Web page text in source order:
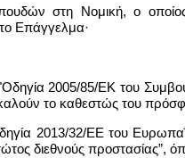
στη Νομική, ο
Επάγγελμα·
2005/85/ΕΚ του
το καθεστώς του
2013/32/ΕΕ του
διεθνούς προστασίας”,